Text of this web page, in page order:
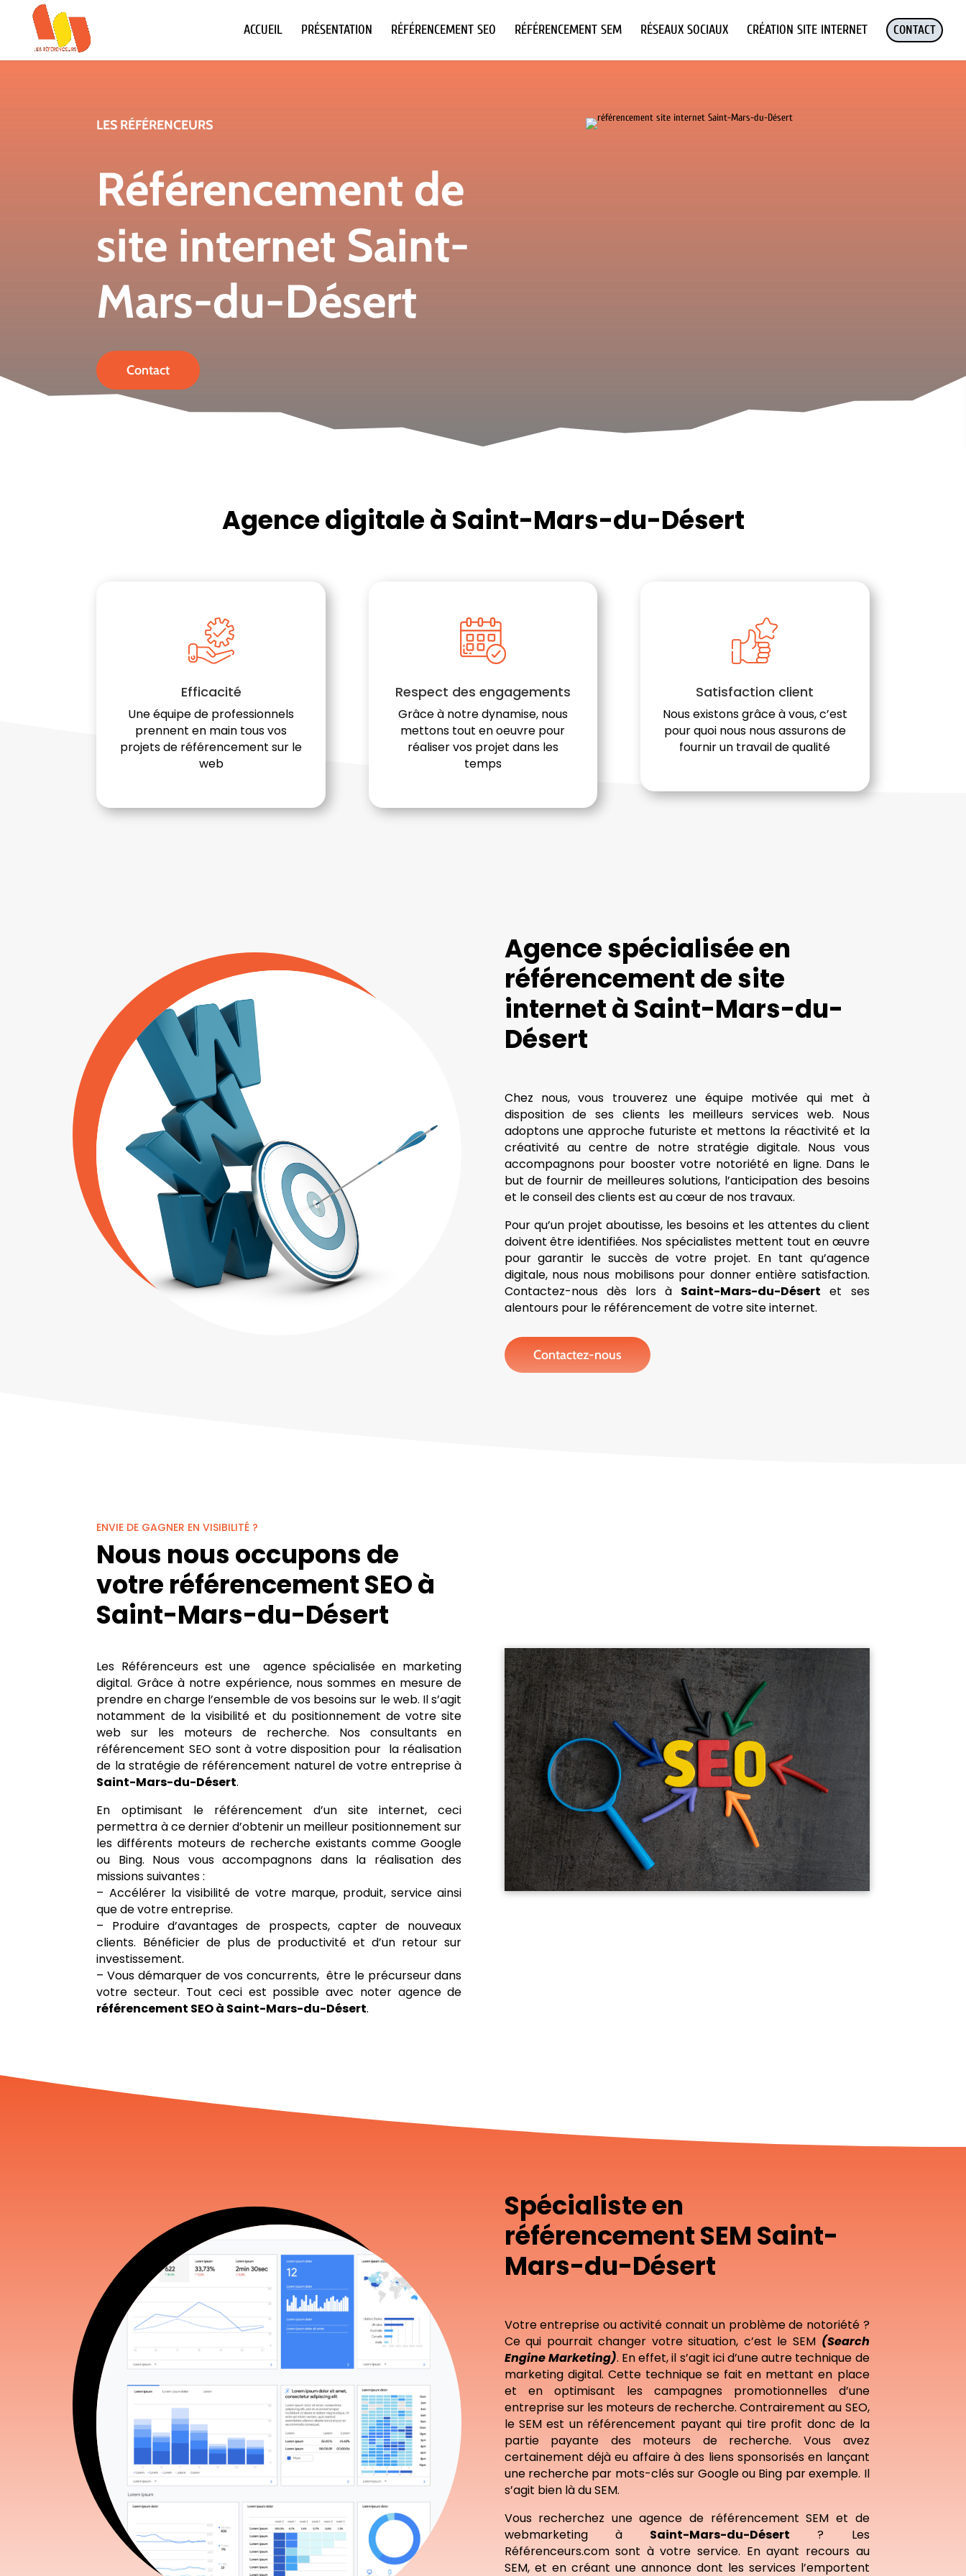
ACCUEIL PRÉSENTATION RÉFÉRENCEMENT SEO RÉFÉRENCEMENT SEM RÉSEAUX SOCIAUX CRÉATION SITE INTERNET CONTACT
LES RÉFÉRENCEURS
Référencement de
site internet Saint-
Mars-du-Désert
Contact
Agence digitale à Saint-Mars-du-Désert
Efficacité
Une équipe de professionnels
prennent en main tous vos
projets de référencement sur le
web
Respect des engagements
Grâce à notre dynamise, nous
mettons tout en oeuvre pour
réaliser vos projet dans les
temps
Satisfaction client
Nous existons grâce à vous, c’est
pour quoi nous nous assurons de
fournir un travail de qualité
Agence spécialisée en
référencement de site
internet à Saint-Mars-du-
Désert
Chez nous, vous trouverez une équipe motivée qui met à
disposition de ses clients les meilleurs services web. Nous
adoptons une approche futuriste et mettons la réactivité et la
créativité au centre de notre stratégie digitale. Nous vous
accompagnons pour booster votre notoriété en ligne. Dans le
but de fournir de meilleures solutions, l’anticipation des besoins
et le conseil des clients est au cœur de nos travaux.
Pour qu’un projet aboutisse, les besoins et les attentes du client
doivent être identifiées. Nos spécialistes mettent tout en œuvre
pour garantir le succès de votre projet. En tant qu’agence
digitale, nous nous mobilisons pour donner entière satisfaction.
Contactez-nous dès lors à Saint-Mars-du-Désert et ses
alentours pour le référencement de votre site internet.
Contactez-nous
ENVIE DE GAGNER EN VISIBILITÉ ?
Nous nous occupons de
votre référencement SEO à
Saint-Mars-du-Désert
Les Référenceurs est une agence spécialisée en marketing
digital. Grâce à notre expérience, nous sommes en mesure de
prendre en charge l’ensemble de vos besoins sur le web. Il s’agit
notamment de la visibilité et du positionnement de votre site
web sur les moteurs de recherche. Nos consultants en
référencement SEO sont à votre disposition pour la réalisation
de la stratégie de référencement naturel de votre entreprise à
Saint-Mars-du-Désert.
En optimisant le référencement d’un site internet, ceci
permettra à ce dernier d’obtenir un meilleur positionnement sur
les différents moteurs de recherche existants comme Google
ou Bing. Nous vous accompagnons dans la réalisation des
missions suivantes :
– Accélérer la visibilité de votre marque, produit, service ainsi
que de votre entreprise.
– Produire d’avantages de prospects, capter de nouveaux
clients. Bénéficier de plus de productivité et d’un retour sur
investissement.
– Vous démarquer de vos concurrents, être le précurseur dans
votre secteur. Tout ceci est possible avec noter agence de
référencement SEO à Saint-Mars-du-Désert.
Spécialiste en
référencement SEM Saint-
Mars-du-Désert
Votre entreprise ou activité connait un problème de notoriété ?
Ce qui pourrait changer votre situation, c’est le SEM (Search
Engine Marketing). En effet, il s’agit ici d’une autre technique de
marketing digital. Cette technique se fait en mettant en place
et en optimisant les campagnes promotionnelles d’une
entreprise sur les moteurs de recherche. Contrairement au SEO,
le SEM est un référencement payant qui tire profit donc de la
partie payante des moteurs de recherche. Vous avez
certainement déjà eu affaire à des liens sponsorisés en lançant
une recherche par mots-clés sur Google ou Bing par exemple. Il
s’agit bien là du SEM.
Vous recherchez une agence de référencement SEM et de
webmarketing à Saint-Mars-du-Désert ? Les
Référenceurs.com sont à votre service. En ayant recours au
SEM, et en créant une annonce dont les services l’emportent